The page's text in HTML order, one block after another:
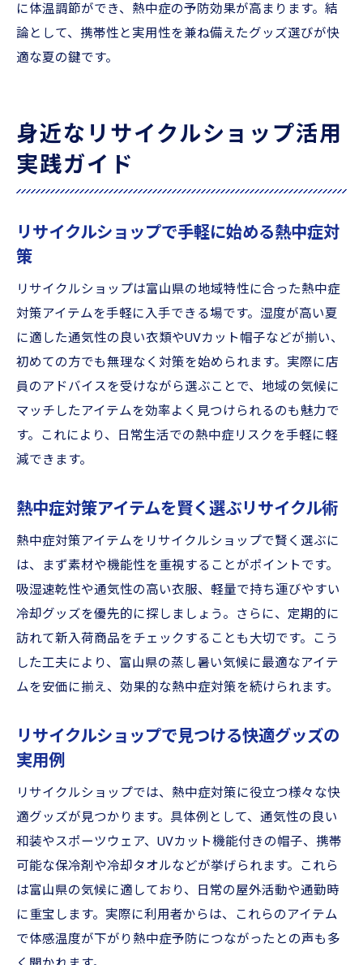
に体温調節ができ、熱中症の予防効果が高まります。結
論として、携帯性と実用性を兼ね備えたグッズ選びが快
適な夏の鍵です。
身近なリサイクルショップ活用
実践ガイド
リサイクルショップで手軽に始める熱中症対
策
リサイクルショップは富山県の地域特性に合った熱中症
対策アイテムを手軽に入手できる場です。湿度が高い夏
に適した通気性の良い衣類やUVカット帽子などが揃い、
初めての方でも無理なく対策を始められます。実際に店
員のアドバイスを受けながら選ぶことで、地域の気候に
マッチしたアイテムを効率よく見つけられるのも魅力で
す。これにより、日常生活での熱中症リスクを手軽に軽
減できます。
熱中症対策アイテムを賢く選ぶリサイクル術
熱中症対策アイテムをリサイクルショップで賢く選ぶに
は、まず素材や機能性を重視することがポイントです。
吸湿速乾性や通気性の高い衣服、軽量で持ち運びやすい
冷却グッズを優先的に探しましょう。さらに、定期的に
訪れて新入荷商品をチェックすることも大切です。こう
した工夫により、富山県の蒸し暑い気候に最適なアイテ
ムを安価に揃え、効果的な熱中症対策を続けられます。
リサイクルショップで見つける快適グッズの
実用例
リサイクルショップでは、熱中症対策に役立つ様々な快
適グッズが見つかります。具体例として、通気性の良い
和装やスポーツウェア、UVカット機能付きの帽子、携帯
可能な保冷剤や冷却タオルなどが挙げられます。これら
は富山県の気候に適しており、日常の屋外活動や通勤時
に重宝します。実際に利用者からは、これらのアイテム
で体感温度が下がり熱中症予防につながったとの声も多